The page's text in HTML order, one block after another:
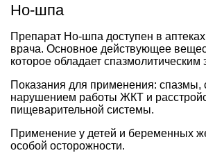
Но-шпа
Препарат Но-шпа доступен в
врача. Основное действующее
которое обладает
Показания для применения: спазмы,
нарушением работы ЖКТ и
пищеварительной системы.
Применение у детей и беременных
особой осторожности.